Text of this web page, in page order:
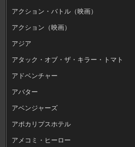
アクション・バトル（映画）
アクション（映画）
アジア
アタック・オブ・ザ・キラー・トマト
アドベンチャー
アバター
アベンジャーズ
アポカリプスホテル
アメコミ・ヒーロー